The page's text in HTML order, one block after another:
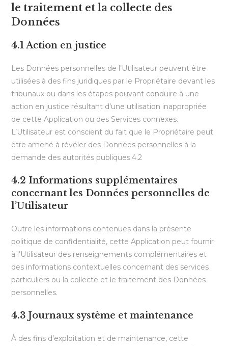
le traitement et la collecte des
Données
4.1 Action en justice
Les Données personnelles de l’Utilisateur peuvent être
utilisées à des fins juridiques par le Propriétaire devant les
tribunaux ou dans les étapes pouvant conduire à une
action en justice résultant d’une utilisation inappropriée
de cette Application ou des Services connexes.
L’Utilisateur est conscient du fait que le Propriétaire peut
être amené à révéler des Données personnelles à la
demande des autorités publiques.4.2
4.2 Informations supplémentaires
concernant les Données personnelles de
l’Utilisateur
Outre les informations contenues dans la présente
politique de confidentialité, cette Application peut fournir
à l’Utilisateur des renseignements complémentaires et
des informations contextuelles concernant des services
particuliers ou la collecte et le traitement des Données
personnelles.
4.3 Journaux système et maintenance
À des fins d’exploitation et de maintenance, cette